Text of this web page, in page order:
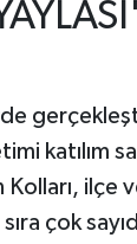
katılım
Kolları,
çok